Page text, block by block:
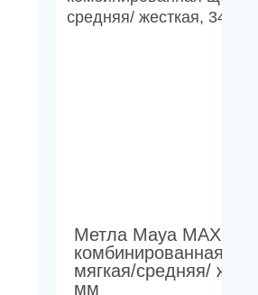
Метла Maya MAX 3,
комбинированная
мягкая/средняя/
мм